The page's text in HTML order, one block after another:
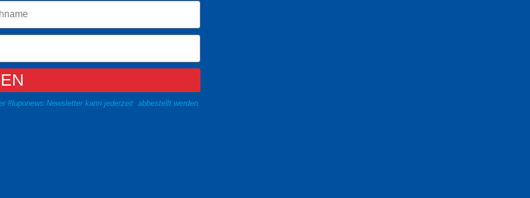
#luponews Newsletter kann jederzeit abbestellt werden.